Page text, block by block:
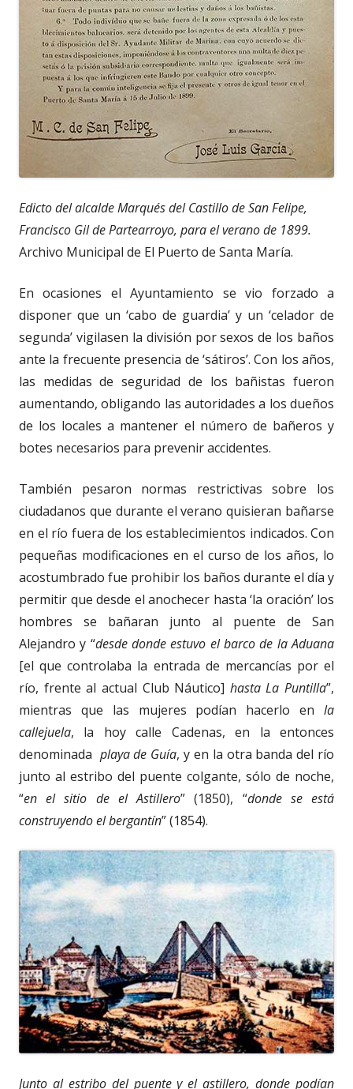
Edicto del alcalde Marqués del Castillo de San Felipe,
Francisco Gil de Partearroyo, para el verano de 1899.
Archivo Municipal de El Puerto de Santa María.
En ocasiones el Ayuntamiento se vio forzado a
disponer que un ‘cabo de guardia’ y un ‘celador de
segunda’ vigilasen la división por sexos de los baños
ante la frecuente presencia de ‘sátiros’. Con los años,
las medidas de seguridad de los bañistas fueron
aumentando, obligando las autoridades a los dueños
de los locales a mantener el número de bañeros y
botes necesarios para prevenir accidentes.
También pesaron normas restrictivas sobre los
ciudadanos que durante el verano quisieran bañarse
en el río fuera de los establecimientos indicados. Con
pequeñas modificaciones en el curso de los años, lo
acostumbrado fue prohibir los baños durante el día y
permitir que desde el anochecer hasta ‘la oración’ los
hombres se bañaran junto al puente de San
Alejandro y “desde donde estuvo el barco de la Aduana
[el que controlaba la entrada de mercancías por el
río, frente al actual Club Náutico] hasta La Puntilla”,
mientras que las mujeres podían hacerlo en la
callejuela, la hoy calle Cadenas, en la entonces
denominada playa de Guía, y en la otra banda del río
junto al estribo del puente colgante, sólo de noche,
“en el sitio de el Astillero” (1850), “donde se está
construyendo el bergantín” (1854).
Junto al estribo del puente y el astillero, donde podían